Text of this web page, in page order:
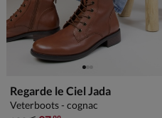
Regarde le Ciel Jada
Veterboots - cognac